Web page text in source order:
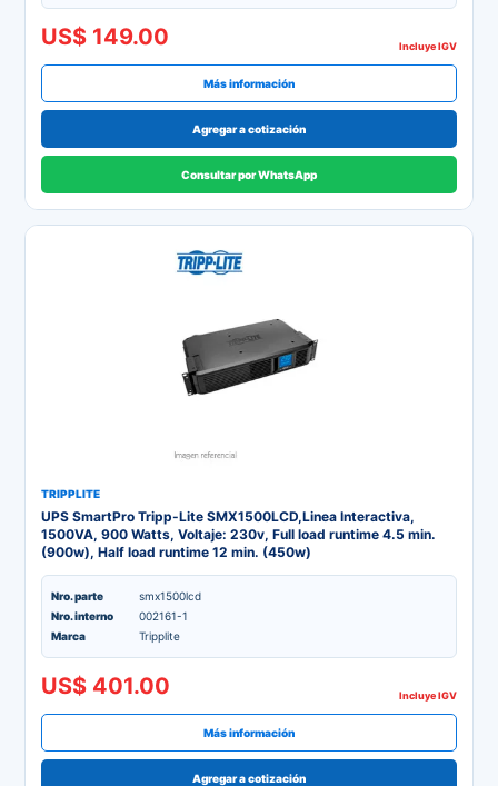
US$ 149.00 Incluye IGV
Más información
Agregar a cotización
Consultar por WhatsApp
TRIPPLITE
UPS SmartPro Tripp-Lite SMX1500LCD,Linea Interactiva,
1500VA, 900 Watts, Voltaje: 230v, Full load runtime 4.5 min.
(900w), Half load runtime 12 min. (450w)
Nro. parte
smx1500lcd
Nro. interno
002161-1
Marca
Tripplite
US$ 401.00 Incluye IGV
Más información
Agregar a cotización